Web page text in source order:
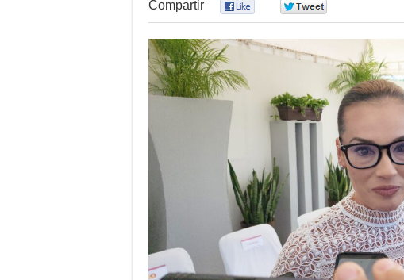
un
con
las
Villanueva
el
ICA
Compartir